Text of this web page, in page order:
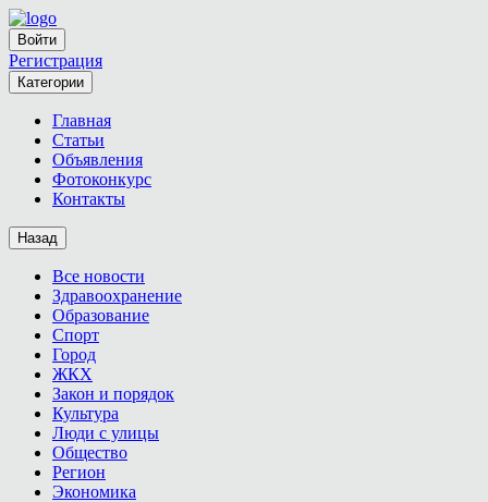
Войти
Регистрация
Категории
Главная
Статьи
Объявления
Фотоконкурс
Контакты
Назад
Все новости
Здравоохранение
Образование
Спорт
Город
ЖКХ
Закон и порядок
Культура
Люди с улицы
Общество
Регион
Экономика